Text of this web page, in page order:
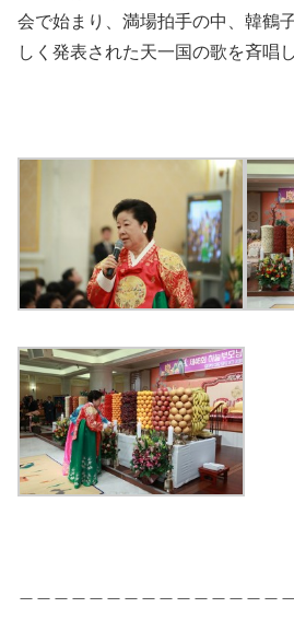
会で始まり、満場拍手の中、韓鶴
しく発表された天一国の歌を斉唱